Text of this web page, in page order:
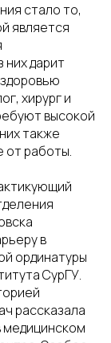
стало то,
является
них дарит
хирург и
высокой
также
от работы.
в
ординатуры
СурГУ.
рассказала
медицинском